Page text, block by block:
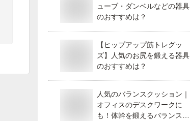
ューブ・ダンベルなどの器具
のおすすめは？
【ヒップアップ筋トレグッ
ズ】人気のお尻を鍛える器具
のおすすめは？
人気のバランスクッション｜
オフィスのデスクワークに
も！体幹を鍛えるバランスデ